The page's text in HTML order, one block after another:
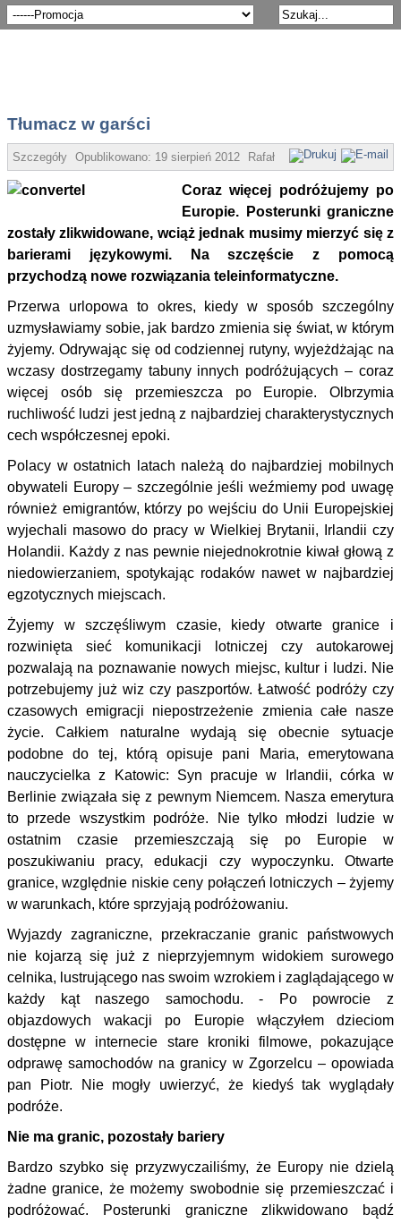
Tłumacz w garści
Szczegóły Opublikowano: 19 sierpień 2012 Rafał Cekiera
Coraz więcej podróżujemy po
Europie. Posterunki graniczne
zostały zlikwidowane, wciąż jednak musimy mierzyć się z
barierami językowymi. Na szczęście z pomocą
przychodzą nowe rozwiązania teleinformatyczne.
Przerwa urlopowa to okres, kiedy w sposób szczególny
uzmysławiamy sobie, jak bardzo zmienia się świat, w którym
żyjemy. Odrywając się od codziennej rutyny, wyjeżdżając na
wczasy dostrzegamy tabuny innych podróżujących – coraz
więcej osób się przemieszcza po Europie. Olbrzymia
ruchliwość ludzi jest jedną z najbardziej charakterystycznych
cech współczesnej epoki.
Polacy w ostatnich latach należą do najbardziej mobilnych
obywateli Europy – szczególnie jeśli weźmiemy pod uwagę
również emigrantów, którzy po wejściu do Unii Europejskiej
wyjechali masowo do pracy w Wielkiej Brytanii, Irlandii czy
Holandii. Każdy z nas pewnie niejednokrotnie kiwał głową z
niedowierzaniem, spotykając rodaków nawet w najbardziej
egzotycznych miejscach.
Żyjemy w szczęśliwym czasie, kiedy otwarte granice i
rozwinięta sieć komunikacji lotniczej czy autokarowej
pozwalają na poznawanie nowych miejsc, kultur i ludzi. Nie
potrzebujemy już wiz czy paszportów. Łatwość podróży czy
czasowych emigracji niepostrzeżenie zmienia całe nasze
życie. Całkiem naturalne wydają się obecnie sytuacje
podobne do tej, którą opisuje pani Maria, emerytowana
nauczycielka z Katowic: Syn pracuje w Irlandii, córka w
Berlinie związała się z pewnym Niemcem. Nasza emerytura
to przede wszystkim podróże. Nie tylko młodzi ludzie w
ostatnim czasie przemieszczają się po Europie w
poszukiwaniu pracy, edukacji czy wypoczynku. Otwarte
granice, względnie niskie ceny połączeń lotniczych – żyjemy
w warunkach, które sprzyjają podróżowaniu.
Wyjazdy zagraniczne, przekraczanie granic państwowych
nie kojarzą się już z nieprzyjemnym widokiem surowego
celnika, lustrującego nas swoim wzrokiem i zaglądającego w
każdy kąt naszego samochodu. - Po powrocie z
objazdowych wakacji po Europie włączyłem dzieciom
dostępne w internecie stare kroniki filmowe, pokazujące
odprawę samochodów na granicy w Zgorzelcu – opowiada
pan Piotr. Nie mogły uwierzyć, że kiedyś tak wyglądały
podróże.
Nie ma granic, pozostały bariery
Bardzo szybko się przyzwyczailiśmy, że Europy nie dzielą
żadne granice, że możemy swobodnie się przemieszczać i
podróżować. Posterunki graniczne zlikwidowano bądź